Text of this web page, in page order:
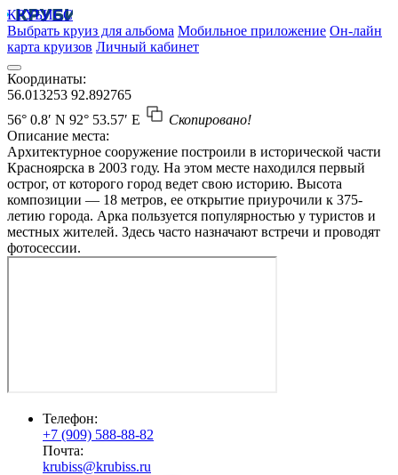
КРУБИСС
Выбрать круиз для альбома Мобильное приложение Он-лайн
карта круизов Личный кабинет
Координаты:
56.013253 92.892765
56° 0.8′ N 92° 53.57′ E
Скопировано!
Описание места:
Архитектурное сооружение построили в исторической части
Красноярска в 2003 году. На этом месте находился первый
острог, от которого город ведет свою историю. Высота
композиции — 18 метров, ее открытие приурочили к 375-
летию города. Арка пользуется популярностью у туристов и
местных жителей. Здесь часто назначают встречи и проводят
фотосессии.
Телефон:
+7 (909) 588-88-82
Почта:
krubiss@krubiss.ru